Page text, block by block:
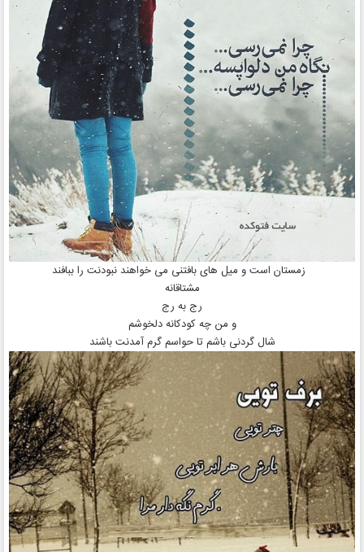
زمستان است و میل های بافتنی می خواهند نبودنت را ببافند
مشتاقانه
رج به رج
و من چه کودکانه دلخوشم
شال گردنی باشم تا حواسم گرم آمدنت باشند